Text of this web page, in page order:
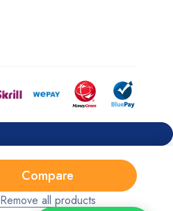
Compare
Remove all products